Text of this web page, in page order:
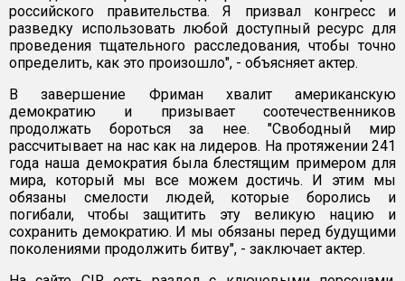
российского правительства. Я призвал конгресс и
разведку использовать любой доступный ресурс для
проведения тщательного расследования, чтобы точно
определить, как это произошло", - объясняет актер.
В завершение Фриман хвалит американскую
демократию и призывает соотечественников
продолжать бороться за нее. "Свободный мир
рассчитывает на нас как на лидеров. На протяжении 241
года наша демократия была блестящим примером для
мира, который мы все можем достичь. И этим мы
обязаны смелости людей, которые боролись и
погибали, чтобы защитить эту великую нацию и
сохранить демократию. И мы обязаны перед будущими
поколениями продолжить битву", - заключает актер.